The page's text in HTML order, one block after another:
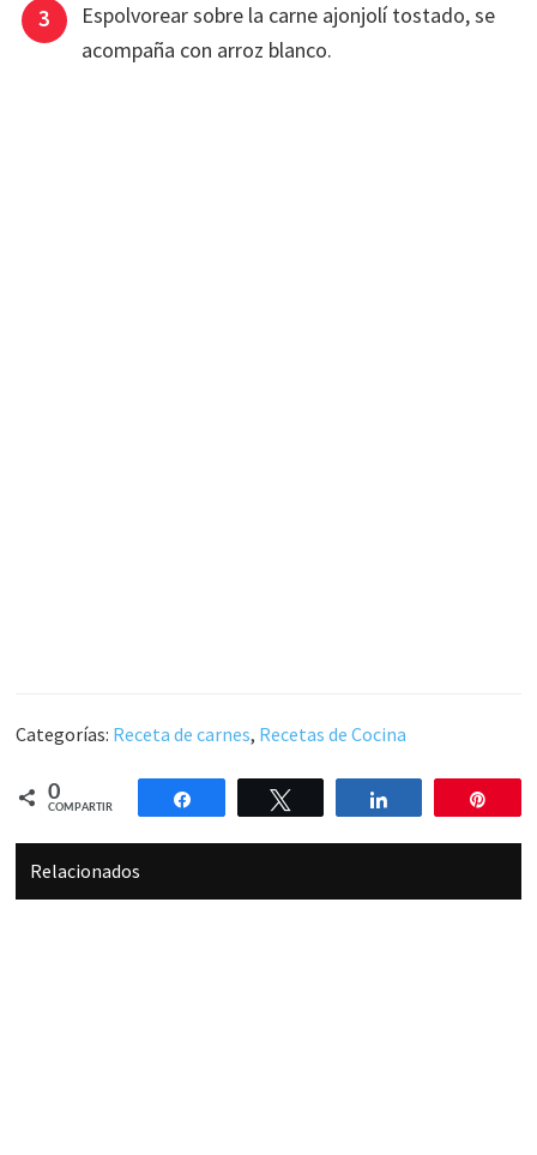
Espolvorear sobre la carne ajonjolí tostado, se
acompaña con arroz blanco.
Categorías: Receta de carnes, Recetas de Cocina
0
COMPARTIR
Compartir Compartir
Relacionados